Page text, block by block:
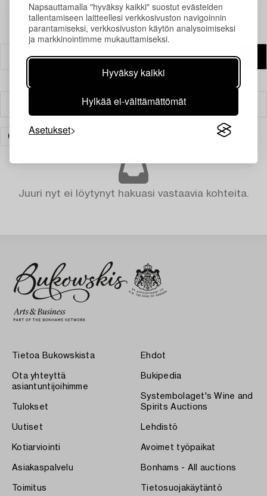
Napsauttamalla "hyväksy kaikki" suostut evästeiden
tallentamiseen laitteellesi verkkosivuston navigoinnin
parantamiseksi, verkkosivuston käytön analysoimiseksi
ja markkinointimme mukauttamiseksi.
Hyväksy kaikki
Hylkää ei-välttämättömät
Asetukset
Suodatin
KERAMIIKKA
Juuri nyt ei löytynyt hakuasi vastaavia kohteita.
Tietoa Bukowskista
Ota yhteyttä
asiantuntijoihimme
Tulokset
Uutiset
Kotiarviointi
Asiakaspalvelu
Toimitus
Ehdot
Bukipedia
Systembolaget's Wine and
Spirits Auctions
Lehdistö
Avoimet työpaikat
Bonhams - All auctions
Tietosuojakäytäntö